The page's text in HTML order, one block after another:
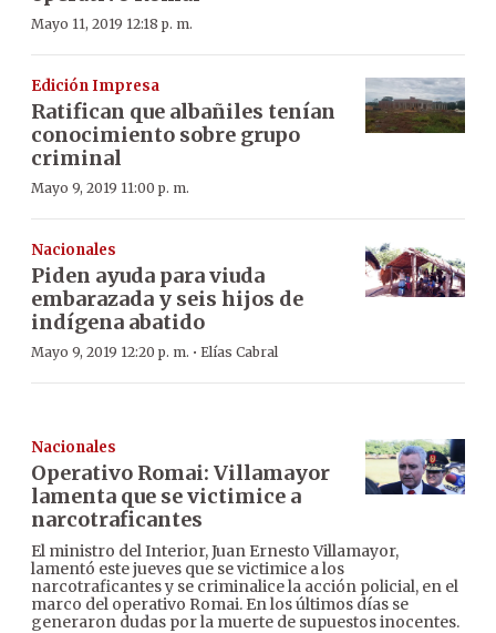
Mayo 11, 2019 12:18 p. m.
Edición Impresa
Ratifican que albañiles tenían
conocimiento sobre grupo
criminal
Mayo 9, 2019 11:00 p. m.
Nacionales
Piden ayuda para viuda
embarazada y seis hijos de
indígena abatido
Mayo 9, 2019 12:20 p. m. · Elías Cabral
Nacionales
Operativo Romai: Villamayor
lamenta que se victimice a
narcotraficantes
El ministro del Interior, Juan Ernesto Villamayor,
lamentó este jueves que se victimice a los
narcotraficantes y se criminalice la acción policial, en el
marco del operativo Romai. En los últimos días se
generaron dudas por la muerte de supuestos inocentes.